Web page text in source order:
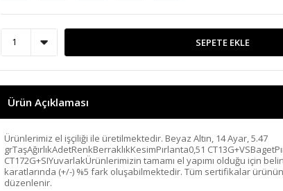
SEPETE EKLE
Ürün Açıklaması
Ürünlerimiz el işçiliği ile üretilmektedir. Beyaz Altın, 14 Ayar, 5.47
grTaşAğırlıkAdetRenkBerraklıkKesimPırlanta0,51
CT172G+SIYuvarlakÜrünlerimizin tamamı el yapımı olduğu için
karatlarında (+/-) %5 fark oluşabilmektedir. Tüm sertifikalar
düzenlenir.